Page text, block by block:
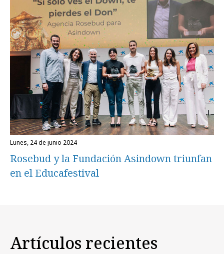
lunes, 24 de junio 2024
Rosebud y la Fundación Asindown triunfan
en el Educafestival
Artículos recientes